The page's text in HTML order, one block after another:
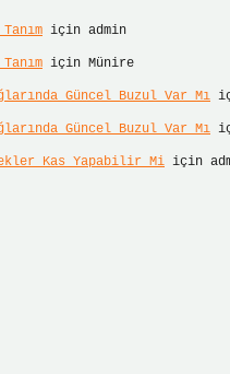
için admin
için Münire
Güncel Buzul Var Mı
Güncel Buzul Var Mı
Kas Yapabilir Mi için